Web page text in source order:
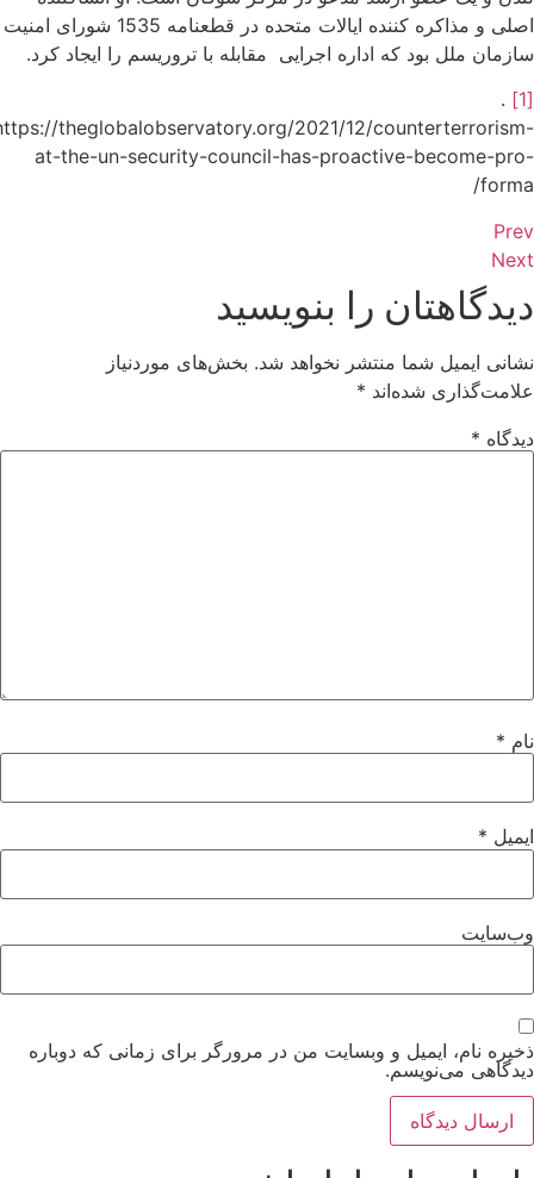
اصلی و مذاکره کننده ایالات متحده در قطعنامه 1535 شورای امنیت
ملل بود که اداره اجرایی مقابله با تروریسم را ایجاد کرد.
.
https://theglobalobservatory.org/2021/12/
at-the-un-security-council-has-proactive-become-
را بنویسید
ایمیل شما منتشر نخواهد شد. بخش‌های موردنیاز
شده‌اند *
*
*
*
نام، ایمیل و وبسایت من در مرورگر برای زمانی که دوباره
می‌نویسم.